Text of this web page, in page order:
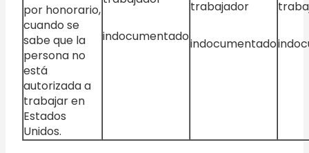
por honorario,
cuando se
sabe que la
persona no
está
autorizada a
trabajar en
Estados
Unidos.
indocumentado
trabajador
indocumentado